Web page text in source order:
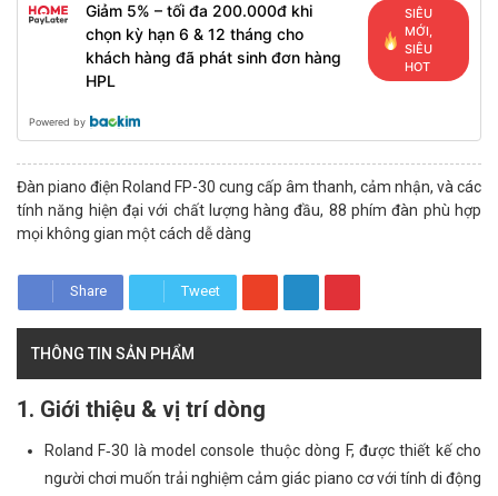
Giảm 5% – tối đa 200.000đ khi
chọn kỳ hạn 6 & 12 tháng cho
khách hàng đã phát sinh đơn hàng
HPL
SIÊU
MỚI,
SIÊU
HOT
Powered by
Đàn piano điện Roland FP-30 cung cấp âm thanh, cảm nhận, và các
tính năng hiện đại với chất lượng hàng đầu, 88 phím đàn phù hợp
mọi không gian một cách dễ dàng
Share Tweet
THÔNG TIN SẢN PHẨM
1. Giới thiệu & vị trí dòng
Roland F‑30 là model console thuộc dòng F, được thiết kế cho
người chơi muốn trải nghiệm cảm giác piano cơ với tính di động